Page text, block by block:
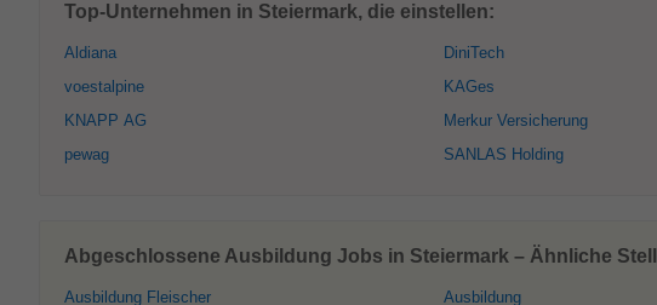
Top-Unternehmen in Steiermark, die einstellen:
Aldiana
voestalpine
KNAPP AG
pewag
DiniTech
KAGes
Merkur Versicherung
SANLAS Holding
Abgeschlossene Ausbildung Jobs in Steiermark – Ähnliche
Ausbildung Fleischer
Ausbildung